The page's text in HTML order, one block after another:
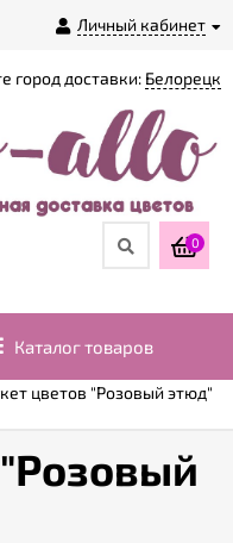
Личный кабинет
город доставки: Белорецк
0
Каталог товаров
цветов "Розовый этюд"